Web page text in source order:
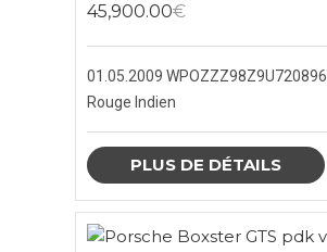
45,900.00€
01.05.2009 WPOZZZ98Z9U720896
Rouge Indien
PLUS DE DÉTAILS